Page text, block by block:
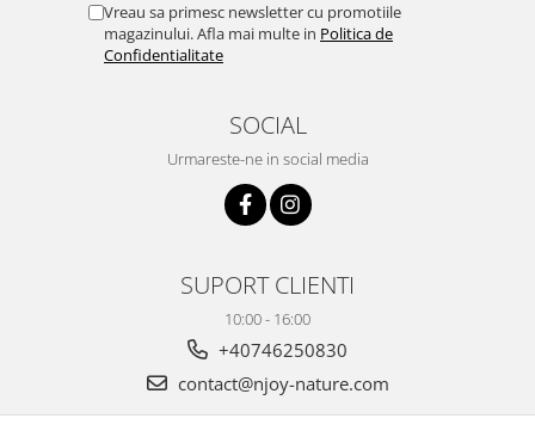
Vreau sa primesc newsletter cu promotiile
magazinului. Afla mai multe in Politica de
Confidentialitate
SOCIAL
Urmareste-ne in social media
SUPORT CLIENTI
10:00 - 16:00
+40746250830
contact@njoy-nature.com